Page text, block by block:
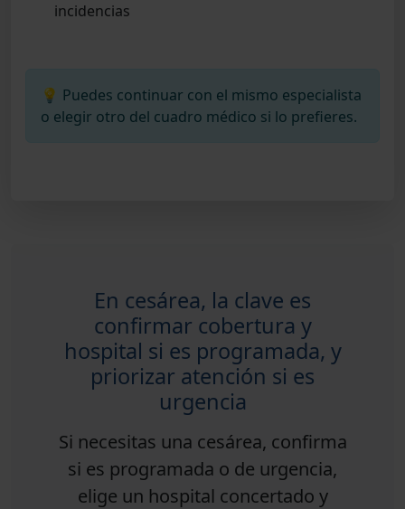
incidencias
💡 Puedes continuar con el mismo especialista
o elegir otro del cuadro médico si lo prefieres.
En cesárea, la clave es
confirmar cobertura y
hospital si es programada, y
priorizar atención si es
urgencia
Si necesitas una cesárea, confirma
si es programada o de urgencia,
elige un hospital concertado y